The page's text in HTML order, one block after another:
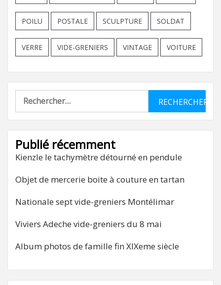
POILU POSTALE SCULPTURE SOLDAT
VERRE VIDE-GRENIERS VINTAGE VOITURE
Rechercher :
Publié récemment
Kienzle le tachymètre détourné en pendule
Objet de mercerie boite à couture en tartan
Nationale sept vide-greniers Montélimar
Viviers Adeche vide-greniers du 8 mai
Album photos de famille fin XIXeme siècle